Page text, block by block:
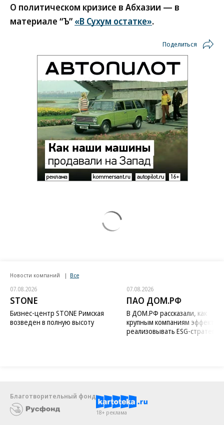
О политическом кризисе в Абхазии — в
материале “Ъ” «В Сухум остатке».
Поделиться
Новости компаний Все
07.08.2026
STONE
Бизнес-центр STONE Римская
возведен в полную высоту
07.08.2026
ПАО ДОМ.РФ
В ДОМ.РФ рассказали, как
крупным компаниям
реализовывать ESG-стратегию
Благотворительный фонд
18+ реклама